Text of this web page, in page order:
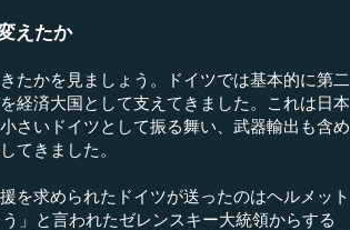
えたか
かを見ましょう。ドイツでは基本的に第二
経済大国として支えてきました。これは日本
さいドイツとして振る舞い、武器輸出も含め
てきました。
を求められたドイツが送ったのはヘルメット
」と言われたゼレンスキー大統領からする